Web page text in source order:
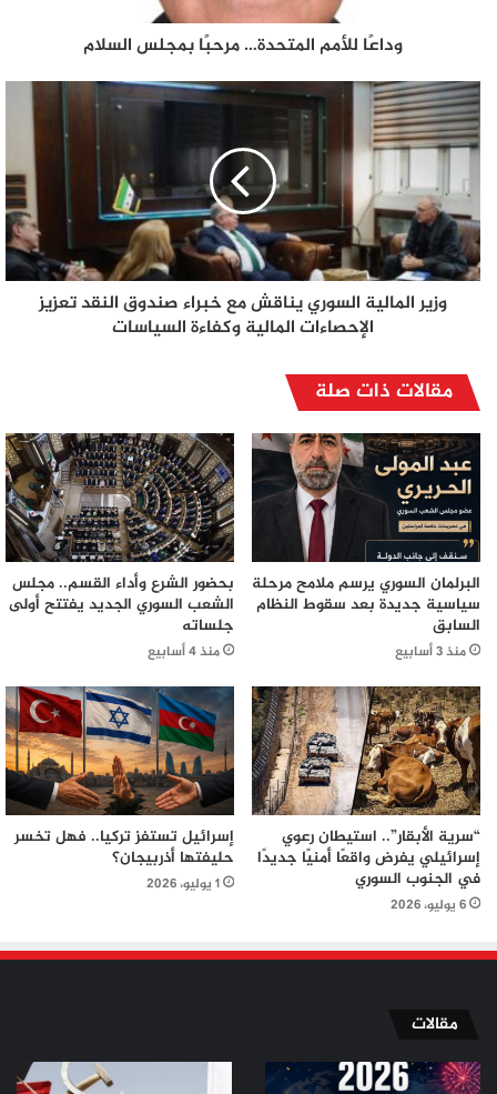
وداعًا للأمم المتحدة… مرحبًا بمجلس السلام
وزير المالية السوري يناقش مع خبراء صندوق النقد تعزيز
الإحصاءات المالية وكفاءة السياسات
مقالات ذات صلة
البرلمان السوري يرسم ملامح مرحلة
سياسية جديدة بعد سقوط النظام
السابق
منذ 3 أسابيع
بحضور الشرع وأداء القسم.. مجلس
الشعب السوري الجديد يفتتح أولى
جلساته
منذ 4 أسابيع
“سرية الأبقار”.. استيطان رعوي
إسرائيلي يفرض واقعًا أمنيًا جديدًا
في الجنوب السوري
6 يوليو، 2026
إسرائيل تستفز تركيا.. فهل تخسر
حليفتها أذربيجان؟
1 يوليو، 2026
مقالات
من